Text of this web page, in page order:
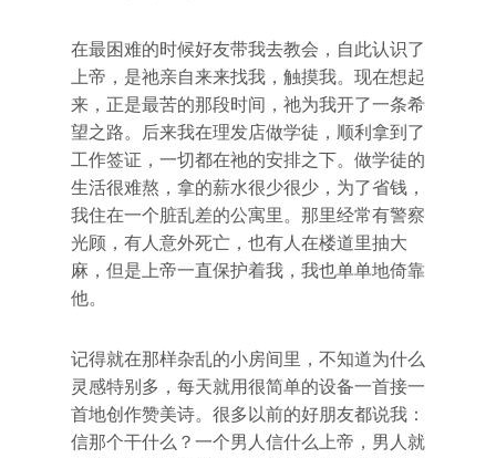
在最困难的时候好友带我去教会，自此认识了
上帝，是祂亲自来来找我，触摸我。现在想起
来，正是最苦的那段时间，祂为我开了一条希
望之路。后来我在理发店做学徒，顺利拿到了
工作签证，一切都在祂的安排之下。做学徒的
生活很难熬，拿的薪水很少很少，为了省钱，
我住在一个脏乱差的公寓里。那里经常有警察
光顾，有人意外死亡，也有人在楼道里抽大
麻，但是上帝一直保护着我，我也单单地倚靠
他。
记得就在那样杂乱的小房间里，不知道为什么
灵感特别多，每天就用很简单的设备一首接一
首地创作赞美诗。很多以前的好朋友都说我：
信那个干什么？一个男人信什么上帝，男人就